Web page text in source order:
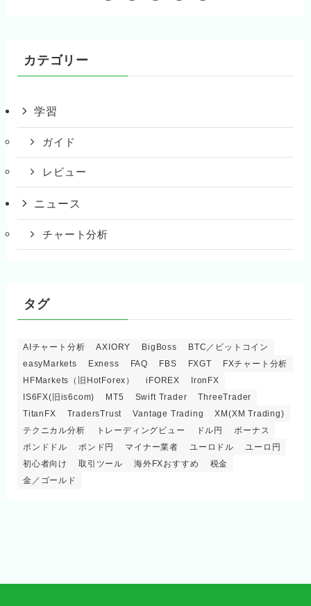
カテゴリー
学習
ガイド
レビュー
ニュース
チャート分析
タグ
AIチャート分析 AXIORY BigBoss
BTC／ビットコイン
easyMarkets
Exness FAQ FBS FXGT
FXチャート分析
HFMarkets（旧HotForex）
iFOREX
IronFX
IS6FX(旧is6com)
MT5 Swift Trader
ThreeTrader
TitanFX
TradersTrust Vantage Trading
XM(XM Trading)
テクニカル分析
トレーディングビュー ドル円
ボーナス
ポンドドル
ポンド円 マイナー業者 ユーロドル
ユーロ円
初心者向け
取引ツール 海外FXおすすめ
税金
金／ゴールド